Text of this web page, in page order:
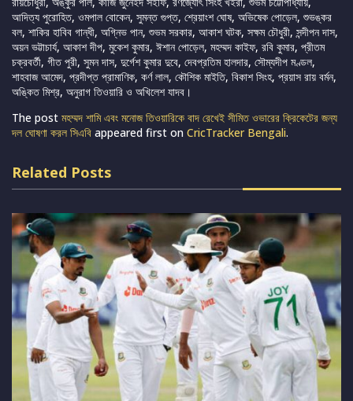
আদিত্য পুরোহিত, ওমপাল বোকেন, সুমন্ত গুপ্ত, শ্রেয়াংশ ঘোষ, অভিষেক পোড়েল, শুভঙ্কর
বল, শাকির হাবিব গান্ধী, অগ্নিভ পান, শুভম সরকার, আকাশ ঘটক, সক্ষম চৌধুরী, সন্দীপন দাস,
অয়ন ভট্টাচার্য, আকাশ দীপ, মুকেশ কুমার, ঈশান পোড়েল, মহম্মদ কাইফ, রবি কুমার, প্রীতম
চক্রবর্তী, গীত পুরী, সুমন দাস, দুর্গেশ কুমার দুবে, দেবপ্রতিম হালদার, সৌম্যদীপ মণ্ডল,
শাহবাজ আমেদ, প্রদীপ্ত প্রামাণিক, কর্ণ লাল, কৌশিক মাইতি, বিকাশ সিংহ, প্রয়াস রায় বর্মন,
অঙ্কিত মিশ্র, অনুরাগ তিওয়ারি ও অখিলেশ যাদব।
The post মহম্মদ শামি এবং মনোজ তিওয়ারিকে বাদ রেখেই সীমিত ওভারের ক্রিকেটের জন্য
দল ঘোষণা করল সিএবি appeared first on CricTracker Bengali.
Related Posts